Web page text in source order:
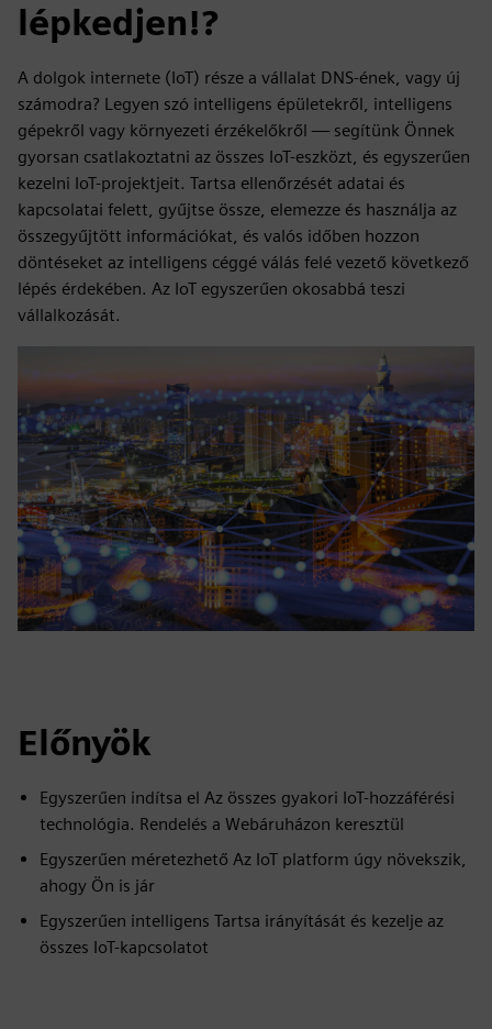
lépkedjen!?
A dolgok internete (IoT) része a vállalat DNS-ének, vagy új
számodra? Legyen szó intelligens épületekről, intelligens
gépekről vagy környezeti érzékelőkről — segítünk Önnek
gyorsan csatlakoztatni az összes IoT-eszközt, és egyszerűen
kezelni IoT-projektjeit. Tartsa ellenőrzését adatai és
kapcsolatai felett, gyűjtse össze, elemezze és használja az
összegyűjtött információkat, és valós időben hozzon
döntéseket az intelligens céggé válás felé vezető következő
lépés érdekében. Az IoT egyszerűen okosabbá teszi
vállalkozását.
Előnyök
Egyszerűen indítsa el Az összes gyakori IoT-hozzáférési
technológia. Rendelés a Webáruházon keresztül
Egyszerűen méretezhető Az IoT platform úgy növekszik,
ahogy Ön is jár
Egyszerűen intelligens Tartsa irányítását és kezelje az
összes IoT-kapcsolatot